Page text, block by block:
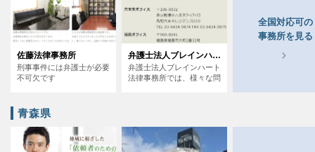
相談内容から探す
痴漢 盗撮 わいせつ 傷害
窃盗 詐欺 逮捕
佐藤法律事務所
刑事事件には弁護士が必要
不可欠です
弁護士法人ブレインハート法律事務所福島オフィス
弁護士法人ブレインハート
法律事務所では、様々な問
全国対応可の
事務所を見る
青森県